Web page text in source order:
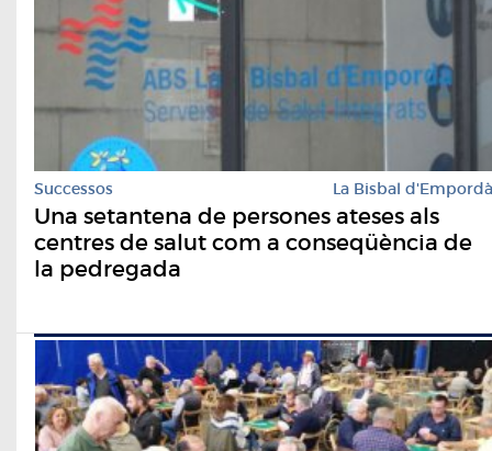
Successos La Bisbal d'Empordà
Una setantena de persones ateses als
centres de salut com a conseqüència de
la pedregada